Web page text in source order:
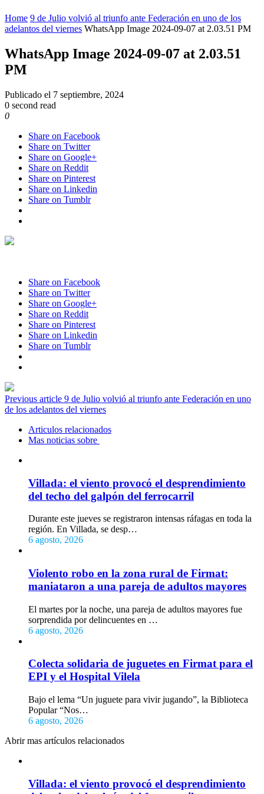
Home 9 de Julio volvió al triunfo ante Federación en uno de los
adelantos del viernes WhatsApp Image 2024-09-07 at 2.03.51 PM
WhatsApp Image 2024-09-07 at 2.03.51
PM
Publicado el 7 septiembre, 2024
0 second read
0
Share on Facebook
Share on Twitter
Share on Google+
Share on Reddit
Share on Pinterest
Share on Linkedin
Share on Tumblr
Share on Facebook
Share on Twitter
Share on Google+
Share on Reddit
Share on Pinterest
Share on Linkedin
Share on Tumblr
Previous article 9 de Julio volvió al triunfo ante Federación en uno
de los adelantos del viernes
Articulos relacionados
Mas noticias sobre
Villada: el viento provocó el desprendimiento
del techo del galpón del ferrocarril
Durante este jueves se registraron intensas ráfagas en toda la
región. En Villada, se desp…
6 agosto, 2026
Violento robo en la zona rural de Firmat:
maniataron a una pareja de adultos mayores
El martes por la noche, una pareja de adultos mayores fue
sorprendida por delincuentes en …
6 agosto, 2026
Colecta solidaria de juguetes en Firmat para el
EPI y el Hospital Vilela
Bajo el lema “Un juguete para vivir jugando”, la Biblioteca
Popular “Nos…
6 agosto, 2026
Abrir mas artículos relacionados
Villada: el viento provocó el desprendimiento